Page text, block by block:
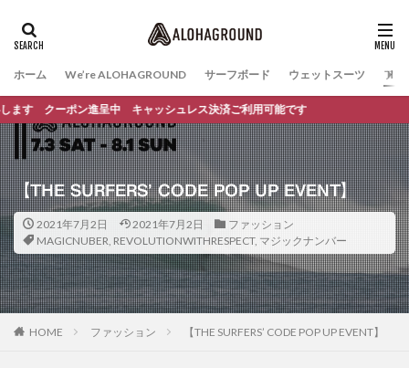
ホーム We’re ALOHAGROUND サーフボード ウェットスーツ ファ
ン進呈中 キャッシュレス決済ご利用可能です
【THE SURFERS’ CODE POP UP EVENT】
2021年7月2日 2021年7月2日
ファッション
MAGICNUBER, REVOLUTIONWITHRESPECT, マジックナンバー
HOME ファッション 【THE SURFERS’ CODE POP UP EVENT】